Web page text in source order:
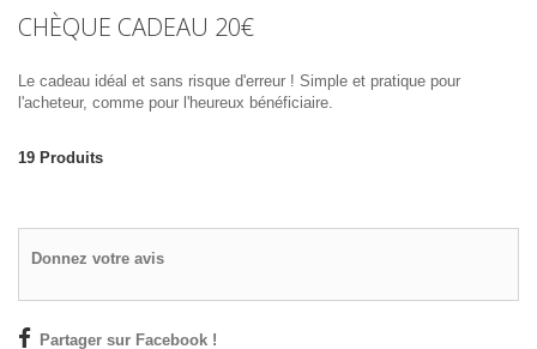
CHÈQUE CADEAU 20€
Le cadeau idéal et sans risque d'erreur ! Simple et pratique pour
l'acheteur, comme pour l'heureux bénéficiaire.
19 Produits
Donnez votre avis
Partager sur Facebook !